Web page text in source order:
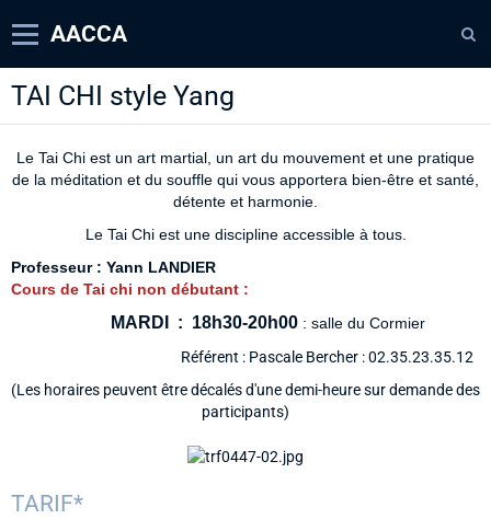
AACCA
Page d'accueil
Contact
Annuaire
TAI CHI style Yang
Le Tai Chi est un art martial, un art du mouvement et une pratique
de la méditation et du souffle qui vous apportera bien-être et santé,
détente et harmonie.
Le Tai Chi est une discipline accessible à tous.
Professeur : Yann LANDIER
Cours de Tai chi non débutant :
MARDI : 18h30-20h00: salle du Cormier
(Les horaires peuvent être décalés d'une demi-heure sur demande des
participants)
TARIF*